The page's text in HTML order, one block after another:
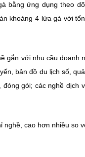
bằng ứng dụng theo
khoảng 4 lứa gà với
gắn với nhu cầu doanh
bản đồ du lịch số,
đóng gói; các nghề dịch
nghề, cao hơn nhiều so